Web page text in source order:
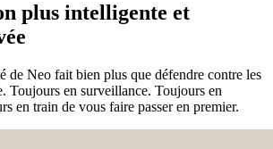
plus intelligente et
de Neo fait bien plus que défendre contre les
Toujours en surveillance. Toujours en
en train de vous faire passer en premier.